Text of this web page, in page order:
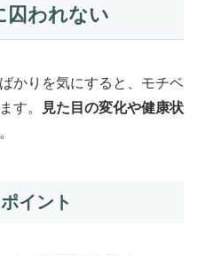
囚われない
かりを気にすると、モチベ
す。
見た目の変化や健康状
イント